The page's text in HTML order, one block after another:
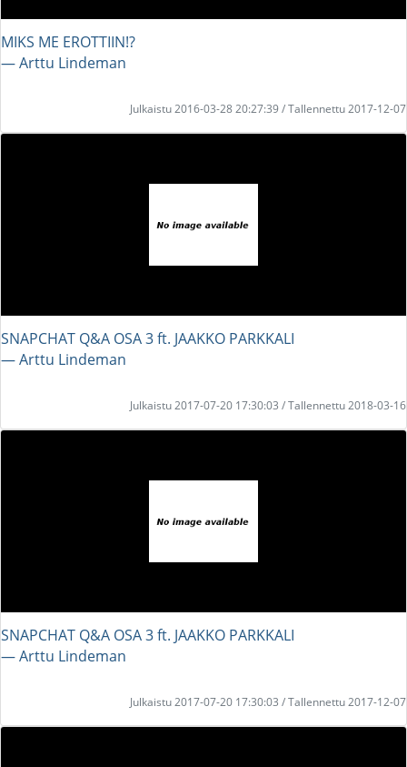
MIKS ME EROTTIIN!?
― Arttu Lindeman
Julkaistu 2016-03-28 20:27:39 / Tallennettu 2017-12-07
SNAPCHAT Q&A OSA 3 ft. JAAKKO PARKKALI
― Arttu Lindeman
Julkaistu 2017-07-20 17:30:03 / Tallennettu 2018-03-16
SNAPCHAT Q&A OSA 3 ft. JAAKKO PARKKALI
― Arttu Lindeman
Julkaistu 2017-07-20 17:30:03 / Tallennettu 2017-12-07